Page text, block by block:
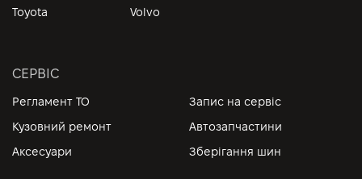
Toyota
Volvo
СЕРВІС
Регламент ТО
Запис на сервіс
Кузовний ремонт
Автозапчастини
Аксесуари
Зберігання шин